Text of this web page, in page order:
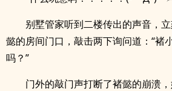
别墅管家听到二楼传出的声音，
懿的房间门口，敲击两下询问道：“褚
吗？”
门外的敲门声打断了褚懿的崩溃